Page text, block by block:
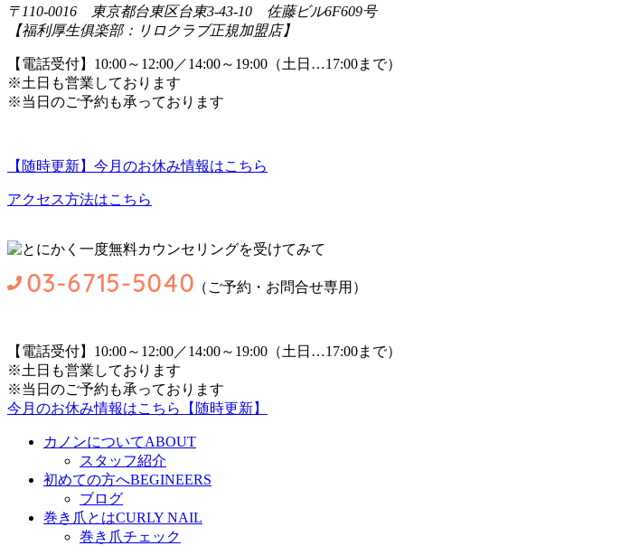
〒110-0016 東京都台東区台東3-43-10 佐藤ビル6F609号
【福利厚生俱楽部：リロクラブ正規加盟店】
【電話受付】10:00～12:00／14:00～19:00（土日…17:00まで）
※土日も営業しております
※当日のご予約も承っております
【随時更新】今月のお休み情報はこちら
アクセス方法はこちら
（ご予約・お問合せ専用）
【電話受付】10:00～12:00／14:00～19:00（土日…17:00まで）
※土日も営業しております
※当日のご予約も承っております
今月のお休み情報はこちら【随時更新】
カノンについてABOUT
スタッフ紹介
初めての方へBEGINEERS
ブログ
巻き爪とはCURLY NAIL
巻き爪チェック